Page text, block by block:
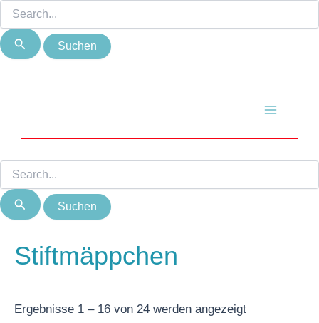
Zum
Inhalt
springen
nach:
nach:
Stiftmäppchen
Ergebnisse 1 – 16 von 24 werden angezeigt
Beliebtheit